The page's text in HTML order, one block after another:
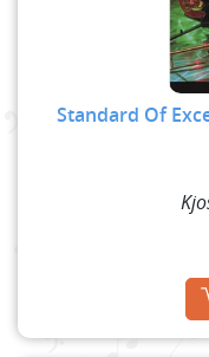
Standard Of